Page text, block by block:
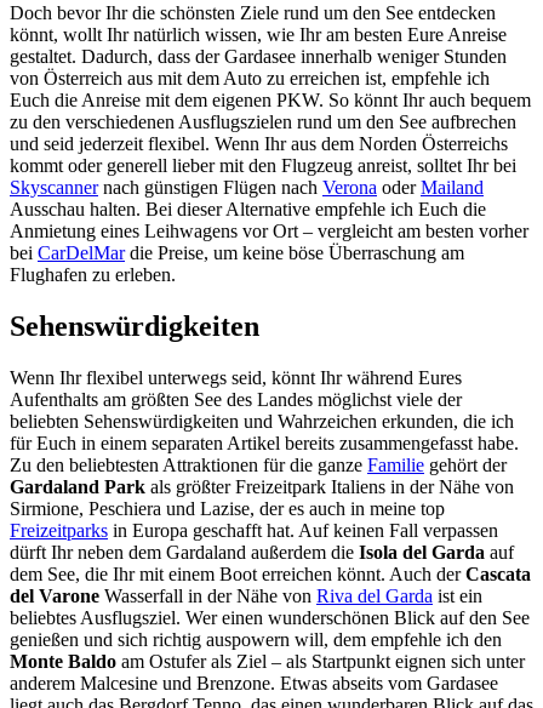
Doch bevor Ihr die schönsten Ziele rund um den See entdecken
könnt, wollt Ihr natürlich wissen, wie Ihr am besten Eure Anreise
gestaltet. Dadurch, dass der Gardasee innerhalb weniger Stunden
von Österreich aus mit dem Auto zu erreichen ist, empfehle ich
Euch die Anreise mit dem eigenen PKW. So könnt Ihr auch bequem
zu den verschiedenen Ausflugszielen rund um den See aufbrechen
und seid jederzeit flexibel. Wenn Ihr aus dem Norden Österreichs
kommt oder generell lieber mit den Flugzeug anreist, solltet Ihr bei
Skyscannernach günstigen Flügen nach Verona oderMailand
Ausschau halten. Bei dieser Alternative empfehle ich Euch die
Anmietung eines Leihwagens vor Ort – vergleicht am besten vorher
bei CarDelMardie Preise, um keine böse Überraschung am
Flughafen zu erleben.
Sehenswürdigkeiten
Wenn Ihr flexibel unterwegs seid, könnt Ihr während Eures
Aufenthalts am größten See des Landes möglichst viele der
beliebten Sehenswürdigkeiten und Wahrzeichen erkunden, die ich
für Euch in einem separaten Artikel bereits zusammengefasst habe.
Zu den beliebtesten Attraktionen für die ganze Familie gehört der
Gardaland Park als größter Freizeitpark Italiens in der Nähe von
Sirmione, Peschiera und Lazise, der es auch in meine top
Freizeitparks in Europa geschafft hat. Auf keinen Fall verpassen
dürft Ihr neben dem Gardaland außerdem die Isola del Garda auf
dem See, die Ihr mit einem Boot erreichen könnt. Auch derCascata
del Varone Wasserfall in der Nähe von Riva del Garda ist ein
beliebtes Ausflugsziel. Wer einen wunderschönen Blick auf den See
genießen und sich richtig auspowern will, dem empfehle ich den
Monte Baldo am Ostufer als Ziel – als Startpunkt eignen sich unter
anderem Malcesine und Brenzone. Etwas abseits vom Gardasee